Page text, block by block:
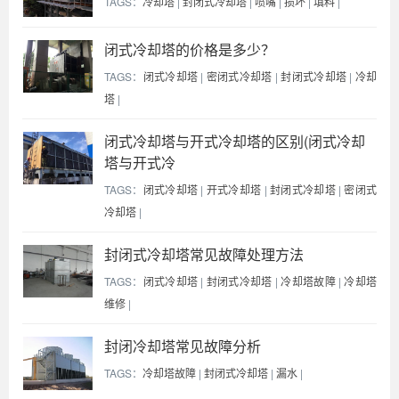
闭式冷却塔的价格是多少？
TAGS： 闭式冷却塔 | 密闭式冷却塔 |封闭式冷却塔 | 冷却
塔 |
闭式冷却塔与开式冷却塔的区别(闭式冷却
塔与开式冷
TAGS： 闭式冷却塔 | 开式冷却塔 | 封闭式冷却塔|密闭式
冷却塔 |
封闭式冷却塔常见故障处理方法
TAGS： 闭式冷却塔 | 封闭式冷却塔 |冷却塔故障|冷却塔
维修 |
封闭冷却塔常见故障分析
TAGS： 冷却塔故障 | 封闭式冷却塔 | 漏水 |